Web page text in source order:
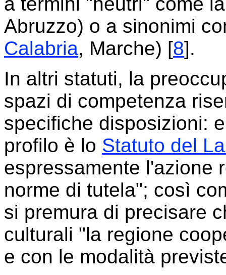
Abruzzo) o a sinonimi
Calabria, Marche) [8].
In altri statuti, la
spazi di competenza
specifiche disposizioni:
profilo è lo Statuto del
espressamente l'azione
norme di tutela"; così
si premura di precisare
culturali "la regione
e con le modalità